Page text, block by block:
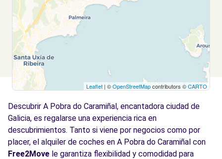
Leaflet | ©OpenStreetMapcontributors ©CARTO
Descubrir A Pobra do Caramiñal, encantadora ciudad de
Galicia, es regalarse una experiencia rica en
descubrimientos. Tanto si viene por negocios como por
placer, el alquiler de coches en A Pobra do Caramiñal con
Free2Move le garantiza flexibilidad y comodidad para